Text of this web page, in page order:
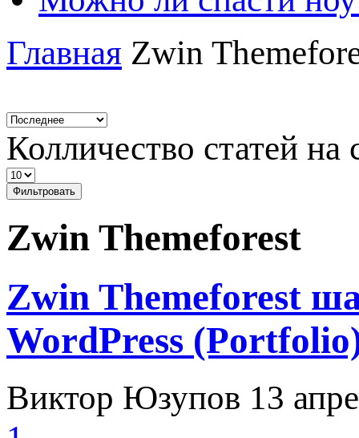
Главная Zwin
Колличество статей на
Фильтровать
Zwin Themeforest
Zwin Themeforest
WordPress
Виктор Юзупов 13